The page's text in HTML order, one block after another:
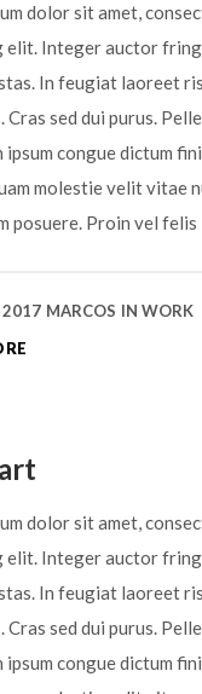
dolor sit amet,
elit. Integer auctor
In feugiat laoreet
Cras sed dui purus.
ipsum congue dictum
molestie velit vitae
posuere. Proin vel felis
2017 MARCOS IN WORK
dolor sit amet,
elit. Integer auctor
In feugiat laoreet
Cras sed dui purus.
ipsum congue dictum